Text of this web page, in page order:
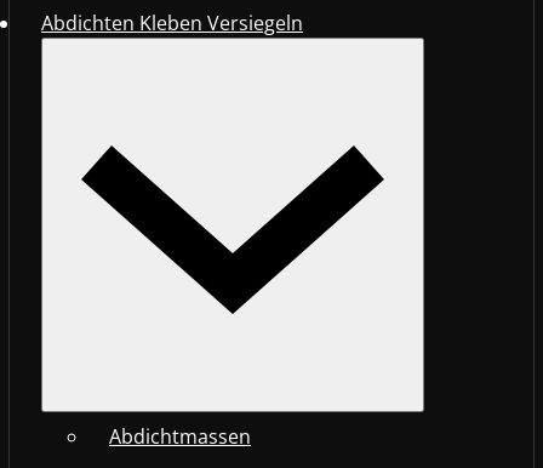
Abdichten Kleben Versiegeln
Abdichtmassen